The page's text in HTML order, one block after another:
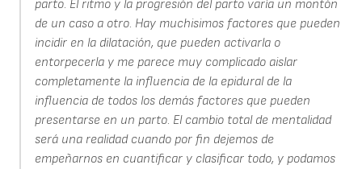
parto. El ritmo y la progresión del parto varía un montón
de un caso a otro. Hay muchisimos factores que pueden
incidir en la dilatación, que pueden activarla o
entorpecerla y me parece muy complicado aislar
completamente la influencia de la epidural de la
influencia de todos los demás factores que pueden
presentarse en un parto. El cambio total de mentalidad
será una realidad cuando por fin dejemos de
empeñarnos en cuantificar y clasificar todo, y podamos